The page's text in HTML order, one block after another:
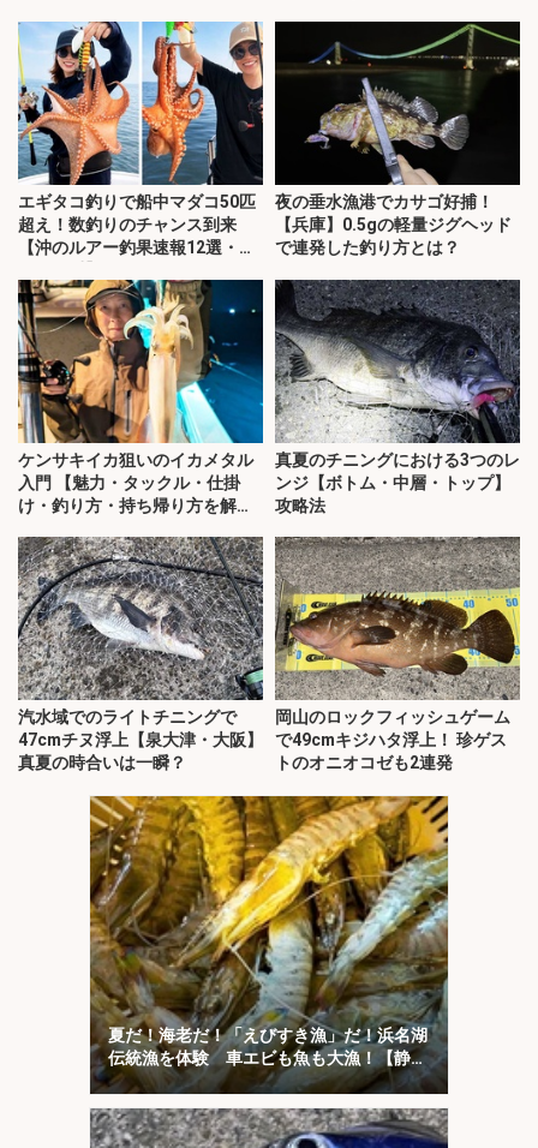
エギタコ釣りで船中マダコ50匹
超え！数釣りのチャンス到来
【沖のルアー釣果速報12選・愛
夜の垂水漁港でカサゴ好捕！
【兵庫】0.5gの軽量ジグヘッド
で連発した釣り方とは？
ケンサキイカ狙いのイカメタル
入門 【魅力・タックル・仕掛
け・釣り方・持ち帰り方を解
真夏のチニングにおける3つのレ
ンジ【ボトム・中層・トップ】
攻略法
汽水域でのライトチニングで
47cmチヌ浮上【泉大津・大阪】
真夏の時合いは一瞬？
岡山のロックフィッシュゲーム
で49cmキジハタ浮上！ 珍ゲス
トのオニオコゼも2連発
夏だ！海老だ！「えびすき漁」だ！浜名湖
伝統漁を体験 車エビも魚も大漁！【静
岡】